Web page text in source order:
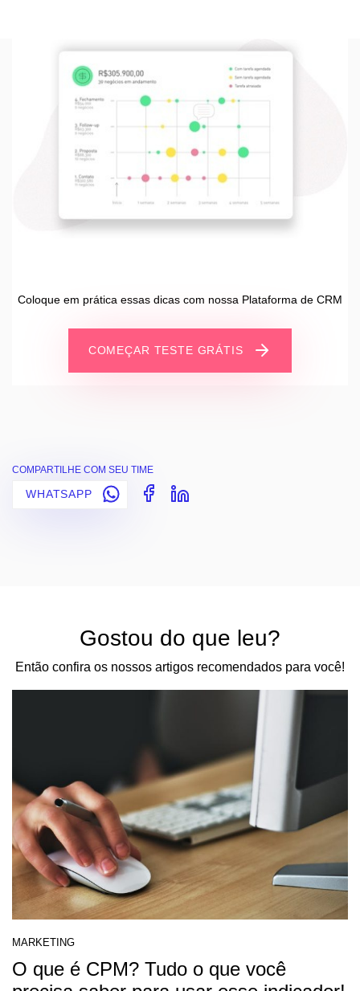
Coloque em prática essas dicas com nossa Plataforma de CRM
COMEÇAR TESTE GRÁTIS
COMPARTILHE COM SEU TIME
WHATSAPP
Gostou do que leu?
Então confira os nossos artigos recomendados para você!
MARKETING
O que é CPM? Tudo o que você